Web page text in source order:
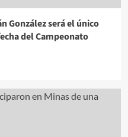
González será el único
del Campeonato